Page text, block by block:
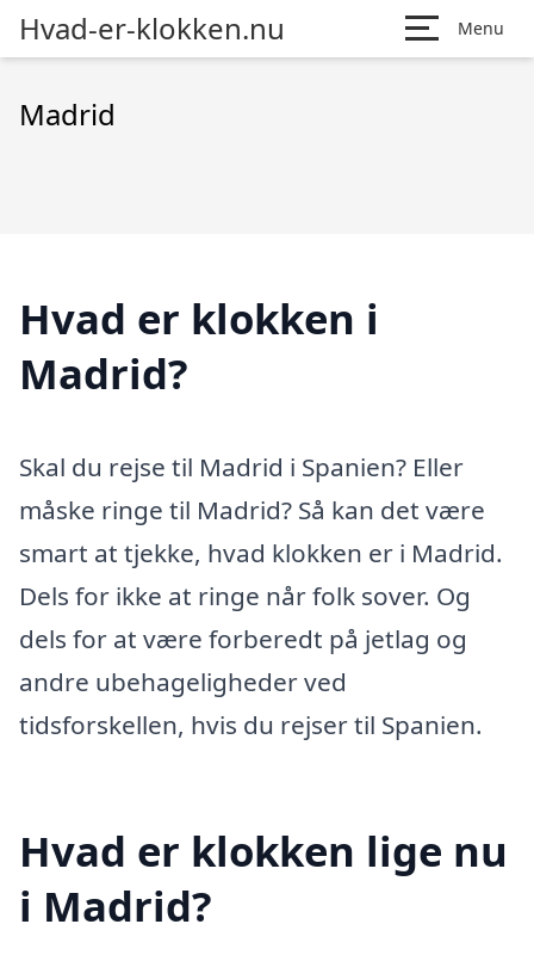
Hvad-er-klokken.nu Menu
Madrid
Hvad er klokken i
Madrid?
Skal du rejse til Madrid i Spanien? Eller
måske ringe til Madrid? Så kan det være
smart at tjekke, hvad klokken er i Madrid.
Dels for ikke at ringe når folk sover. Og
dels for at være forberedt på jetlag og
andre ubehageligheder ved
tidsforskellen, hvis du rejser til Spanien.
Hvad er klokken lige nu
i Madrid?